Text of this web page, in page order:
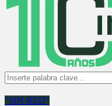
Search
for:
"SIN RED"